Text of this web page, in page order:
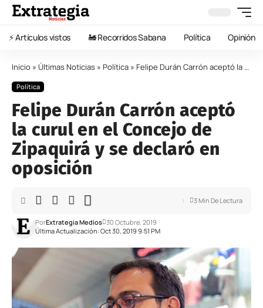
⚡️ Artículos vistos 🚂 Recorridos Sabana Política Opinión
Inicio » Últimas Noticias » Política » Felipe Durán Carrón aceptó la curul en el Concejo de Zipaquirá y se declaró en oposición
Política
Felipe Durán Carrón aceptó
la curul en el Concejo de
Zipaquirá y se declaró en
oposición
Última Actualización: Oct 30, 2019 9:51 PM
PorExtrategia Medios 30 Octubre, 2019
3 Min De Lectura